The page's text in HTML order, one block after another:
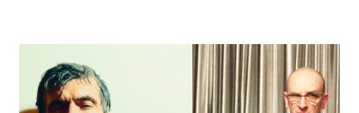
Krähe und ihn an, er die Krähe und mich, wir lächelten
gleichzeitig amüsiert. “Vorsicht!”, sagte ich zu ihm, “im
Wedding muss man immer aufpassen!” “Mach ich!”,